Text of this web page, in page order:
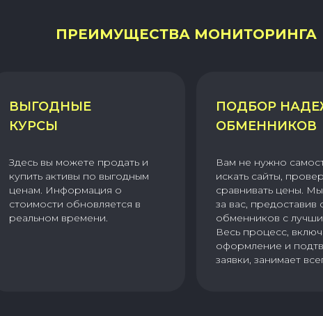
ПРЕИМУЩЕСТВА МОНИТОРИНГА
ВЫГОДНЫЕ
КУРСЫ
Здесь вы можете продать и
купить активы по выгодным
ценам. Информация о
стоимости обновляется в
реальном времени.
ПОДБОР
ОБМЕННИКОВ
Вам не нужно
искать сайты,
сравнивать цены.
за вас, предоставив
обменников с
Весь процесс,
оформление и
заявки, занимает